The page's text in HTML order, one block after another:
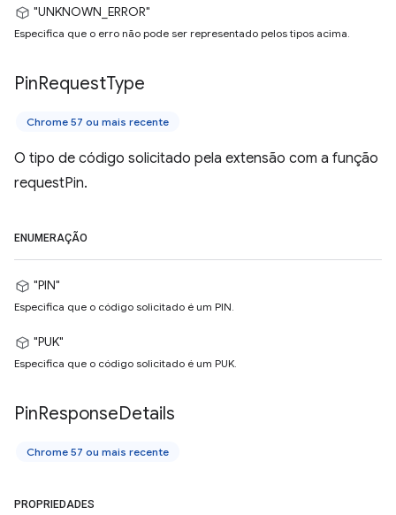
"UNKNOWN_ERROR"
Especifica que o erro não pode ser representado pelos tipos acima.
PinRequestType
Chrome 57 ou mais recente
O tipo de código solicitado pela extensão com a função
requestPin.
ENUMERAÇÃO
"PIN"
Especifica que o código solicitado é um PIN.
"PUK"
Especifica que o código solicitado é um PUK.
PinResponseDetails
Chrome 57 ou mais recente
PROPRIEDADES